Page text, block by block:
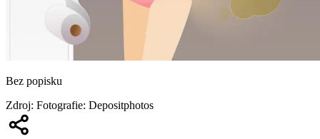
Bez popisku
Zdroj: Fotografie: Depositphotos